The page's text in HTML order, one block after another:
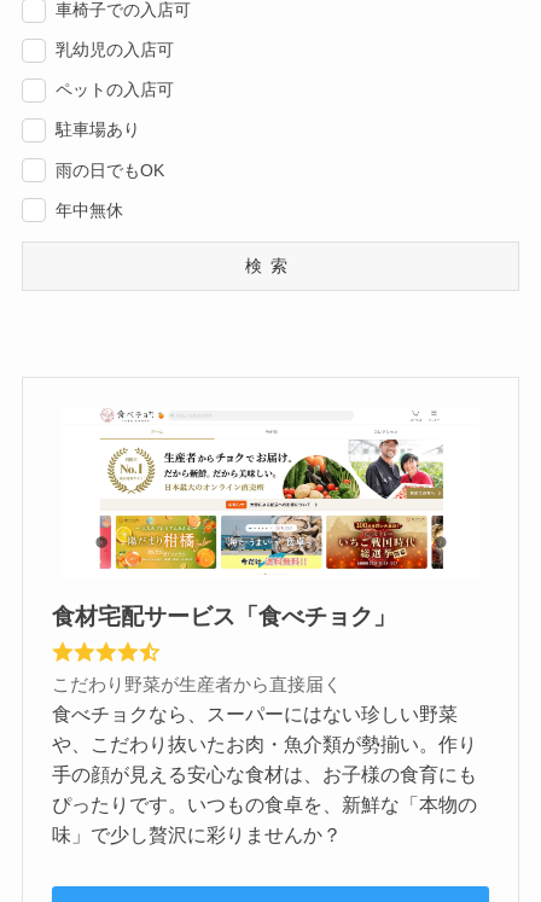
車椅子での入店可
乳幼児の入店可
ペットの入店可
駐車場あり
雨の日でもOK
年中無休
検索
食材宅配サービス「食べチョク」
こだわり野菜が生産者から直接届く
食べチョクなら、スーパーにはない珍しい野菜
や、こだわり抜いたお肉・魚介類が勢揃い。作り
手の顔が見える安心な食材は、お子様の食育にも
ぴったりです。いつもの食卓を、新鮮な「本物の
味」で少し贅沢に彩りませんか？